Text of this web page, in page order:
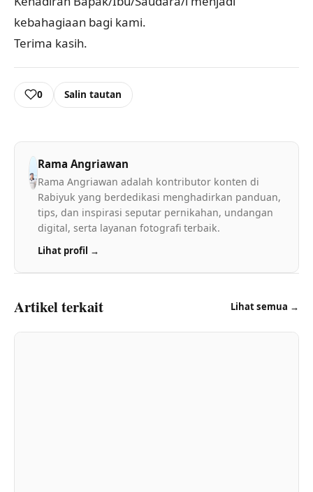
kebahagiaan bagi kami.
Terima kasih.
0 Salin tautan
Rama Angriawan
Rama Angriawan adalah kontributor konten di
Rabiyuk yang berdedikasi menghadirkan panduan,
tips, dan inspirasi seputar pernikahan, undangan
digital, serta layanan fotografi terbaik.
Lihat profil →
Artikel terkait Lihat semua →